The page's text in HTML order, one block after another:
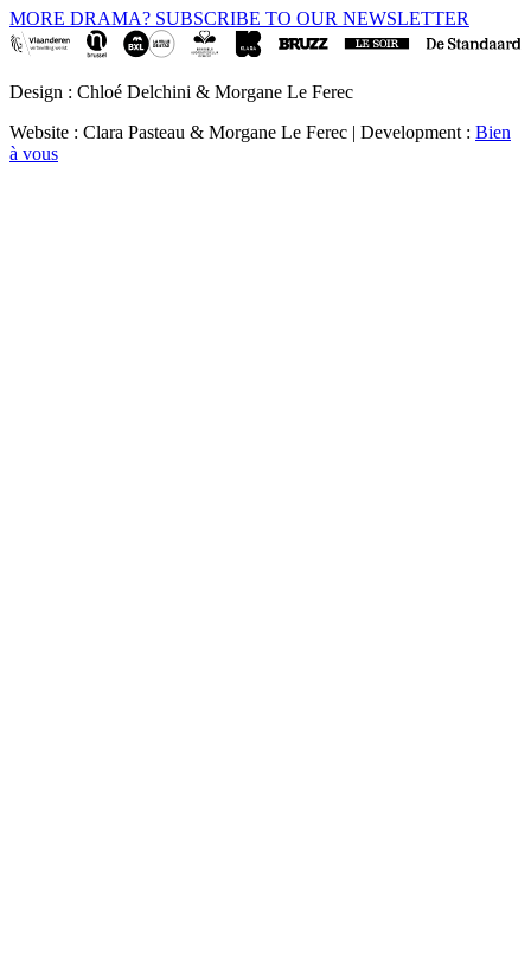
MORE DRAMA? SUBSCRIBE TO OUR NEWSLETTER
Design : Chloé Delchini & Morgane Le Ferec
Website : Clara Pasteau & Morgane Le Ferec | Development : Bien
à vous